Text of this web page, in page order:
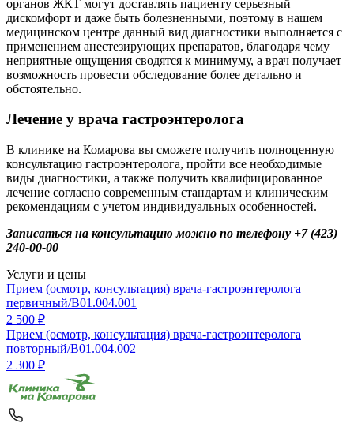
органов ЖКТ могут доставлять пациенту серьезный
дискомфорт и даже быть болезненными, поэтому в нашем
медицинском центре данный вид диагностики выполняется с
применением анестезирующих препаратов, благодаря чему
неприятные ощущения сводятся к минимуму, а врач получает
возможность провести обследование более детально и
обстоятельно.
Лечение у врача гастроэнтеролога
В клинике на Комарова вы сможете получить полноценную
консультацию гастроэнтеролога, пройти все необходимые
виды диагностики, а также получить квалифицированное
лечение согласно современным стандартам и клиническим
рекомендациям с учетом индивидуальных особенностей.
Записаться на консультацию можно по телефону +7 (423)
240-00-00
Услуги и цены
Прием (осмотр, консультация) врача-гастроэнтеролога
первичный/B01.004.001
2 500 ₽
Прием (осмотр, консультация) врача-гастроэнтеролога
повторный/B01.004.002
2 300 ₽